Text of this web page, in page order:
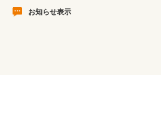
お知らせ表示